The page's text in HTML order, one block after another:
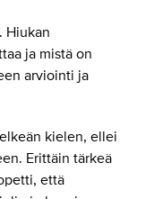
Hiukan
ja mistä on
arviointi ja
kielen, ellei
Erittäin tärkeä
että